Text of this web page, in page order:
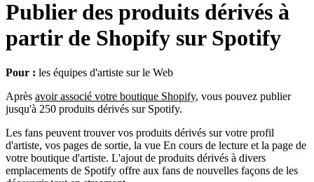
Publier des produits dérivés à
partir de Shopify sur Spotify
Pour : les équipes d'artiste sur le Web
Après avoir associé votre boutique Shopify, vous pouvez publier
jusqu'à 250 produits dérivés sur Spotify.
Les fans peuvent trouver vos produits dérivés sur votre profil
d'artiste, vos pages de sortie, la vue En cours de lecture et la page de
votre boutique d'artiste. L'ajout de produits dérivés à divers
emplacements de Spotify offre aux fans de nouvelles façons de les